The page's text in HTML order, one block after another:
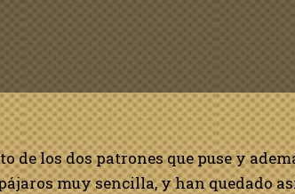
de los dos patrones que puse y
muy sencilla, y han quedado